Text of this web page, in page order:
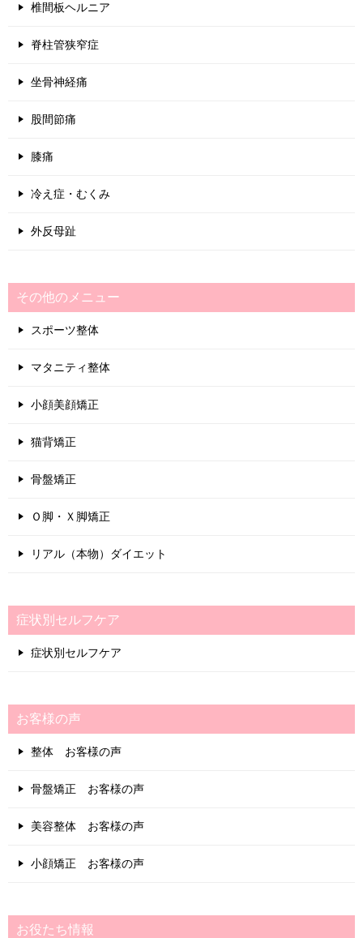
椎間板ヘルニア
脊柱管狭窄症
坐骨神経痛
股間節痛
膝痛
冷え症・むくみ
外反母趾
その他のメニュー
スポーツ整体
マタニティ整体
小顔美顔矯正
猫背矯正
骨盤矯正
Ｏ脚・Ｘ脚矯正
リアル（本物）ダイエット
症状別セルフケア
症状別セルフケア
お客様の声
整体 お客様の声
骨盤矯正 お客様の声
美容整体 お客様の声
小顔矯正 お客様の声
お役たち情報